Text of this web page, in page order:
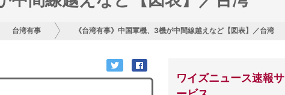
台湾有事 《台湾有事》中国軍機、3機が中間線越えなど【図表】／台湾
ワイズニュース速報サ